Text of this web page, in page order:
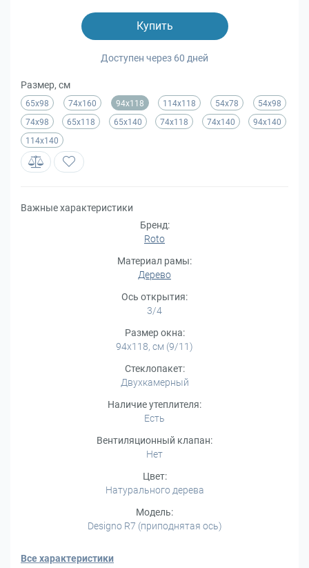
Купить
Доступен через 60 дней
Размер, см
65х98 74х160 94х118 114х118 54x78
54x98
74x98
65x118 65x140 74x118 74x140
94x140
114x140
Важные характеристики
Бренд:
Roto
Материал рамы:
Дерево
Ось открытия:
3/4
Размер окна:
94x118, см (9/11)
Стеклопакет:
Двухкамерный
Наличие утеплителя:
Есть
Вентиляционный клапан:
Нет
Цвет:
Натурального дерева
Модель:
Designo R7 (приподнятая ось)
Все характеристики